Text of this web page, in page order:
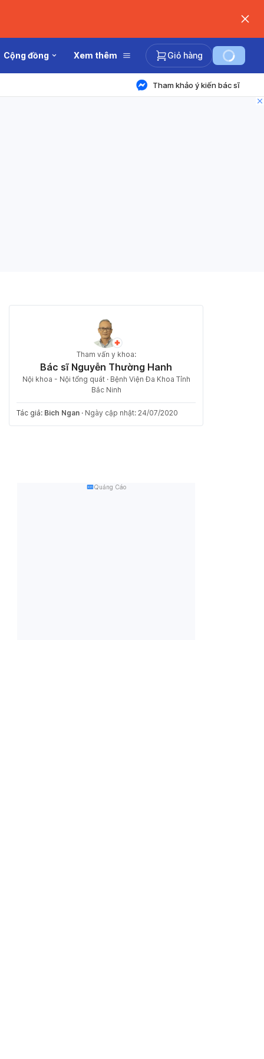
Cộng đồng Xem thêm Giỏ hàng
Tham khảo ý kiến bác sĩ
Tham vấn y khoa:
Bác sĩ Nguyễn Thường Hanh
Nội khoa - Nội tổng quát · Bệnh Viện Đa Khoa Tỉnh
Bắc Ninh
Tác giả: Bich Ngan · Ngày cập nhật: 24/07/2020
Quảng Cáo